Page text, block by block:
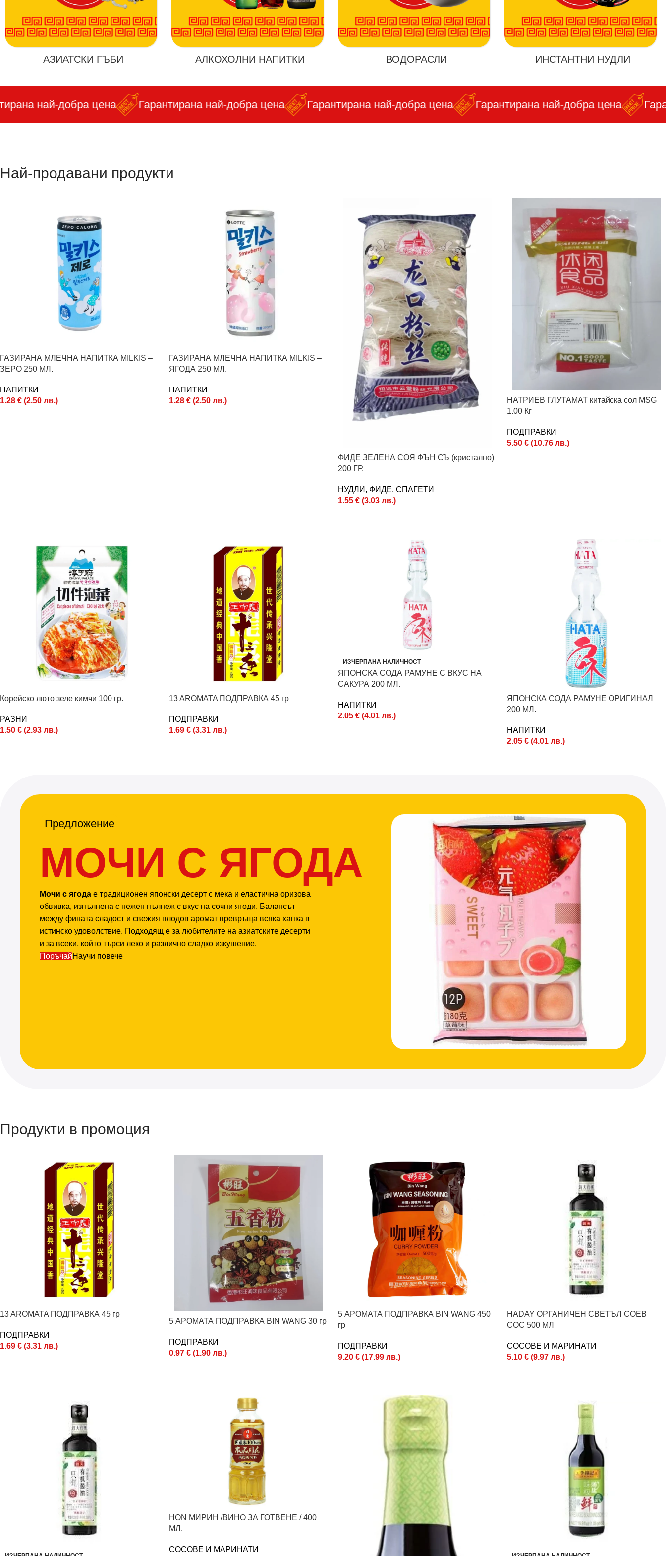
АЗИАТСКИ ГЪБИ АЛКОХОЛНИ НАПИТКИ ВОДОРАСЛИ ИНСТАНТНИ НУДЛИ
най-добра цена Гарантирана най-добра цена Гарантирана най-добра цена Гарантирана най-добра цена
Най-продавани продукти
ГАЗИРАНА МЛЕЧНА НАПИТКА MILKIS –
ЗЕРО 250 МЛ.
НАПИТКИ
1.28 € (2.50 лв.)
ГАЗИРАНА МЛЕЧНА НАПИТКА MILKIS –
ЯГОДА 250 МЛ.
НАПИТКИ
1.28 € (2.50 лв.)
ФИДЕ ЗЕЛЕНА СОЯ ФЪН СЪ (кристално)
200 ГР.
НУДЛИ, ФИДЕ, СПАГЕТИ
1.55 € (3.03 лв.)
НАТРИЕВ ГЛУТАМАТ китайска сол MSG
1.00 Кг
ПОДПРАВКИ
5.50 € (10.76 лв.)
Корейско люто зеле кимчи 100 гр.
РАЗНИ
1.50 € (2.93 лв.)
13 AROMATA ПОДПРАВКА 45 гр
ПОДПРАВКИ
1.69 € (3.31 лв.)
ИЗЧЕРПАНА НАЛИЧНОСТ
ЯПОНСКА СОДА РАМУНЕ С ВКУС НА
САКУРА 200 МЛ.
НАПИТКИ
2.05 € (4.01 лв.)
ЯПОНСКА СОДА РАМУНЕ ОРИГИНАЛ
200 МЛ.
НАПИТКИ
2.05 € (4.01 лв.)
Предложение
МОЧИ С ЯГОДА
Мочи с ягода е традиционен японски десерт с мека и еластична оризова
обвивка, изпълнена с нежен пълнеж с вкус на сочни ягоди. Балансът
между фината сладост и свежия плодов аромат превръща всяка хапка в
истинско удоволствие. Подходящ е за любителите на азиатските десерти
и за всеки, който търси леко и различно сладко изкушение.
ПоръчайНаучи повече
Продукти в промоция
13 AROMATA ПОДПРАВКА 45 гр
ПОДПРАВКИ
1.69 € (3.31 лв.)
5 АРОМАТА ПОДПРАВКА BIN WANG 30 гр
ПОДПРАВКИ
0.97 € (1.90 лв.)
5 АРОМАТА ПОДПРАВКА BIN WANG 450
гр
ПОДПРАВКИ
9.20 € (17.99 лв.)
HADAY ОРГАНИЧЕН СВЕТЪЛ СОЕВ
СОС 500 МЛ.
СОСОВЕ И МАРИНАТИ
5.10 € (9.97 лв.)
HON МИРИН /ВИНО ЗА ГОТВЕНЕ / 400
МЛ.
СОСОВЕ И МАРИНАТИ